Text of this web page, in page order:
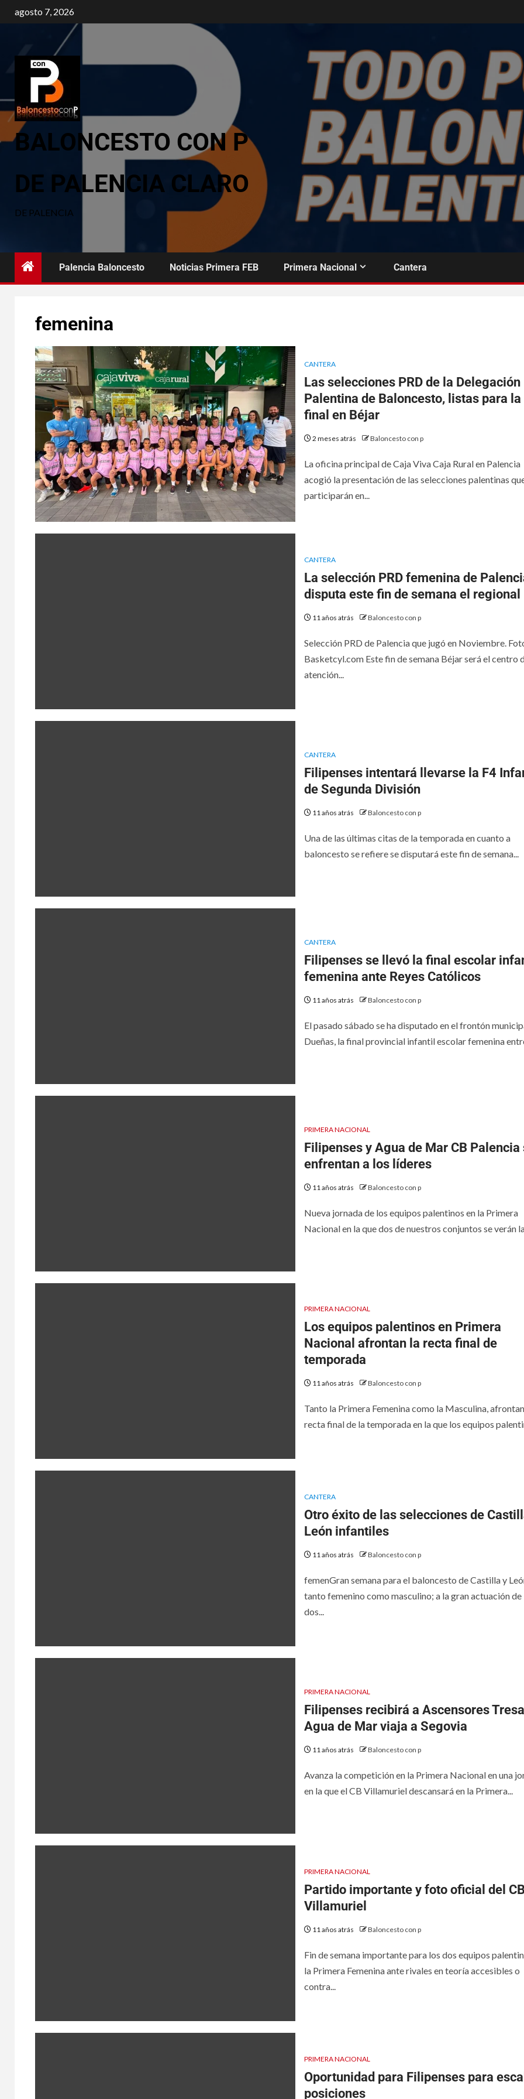
agosto 7, 2026
BALONCESTO CON P
DE PALENCIA CLARO
DE PALENCIA
Palencia Baloncesto Noticias Primera FEB Primera Nacional Cantera
femenina
CANTERA
Las selecciones PRD de la Delegación
Palentina de Baloncesto, listas para la
final en Béjar
2 meses atrás Baloncesto con p
La oficina principal de Caja Viva Caja Rural en Palencia
acogió la presentación de las selecciones palentinas
participarán en...
CANTERA
La selección PRD femenina de
disputa este fin de semana el regional
11 años atrás Baloncesto con p
Selección PRD de Palencia que jugó en Noviembre.
Basketcyl.com Este fin de semana Béjar será el centro
atención...
CANTERA
Filipenses intentará llevarse la F4
de Segunda División
11 años atrás Baloncesto con p
Una de las últimas citas de la temporada en cuanto a
baloncesto se refiere se disputará este fin de semana...
CANTERA
Filipenses se llevó la final escolar
femenina ante Reyes Católicos
11 años atrás Baloncesto con p
El pasado sábado se ha disputado en el frontón
Dueñas, la final provincial infantil escolar femenina
PRIMERA NACIONAL
Filipenses y Agua de Mar CB Palencia
enfrentan a los líderes
11 años atrás Baloncesto con p
Nueva jornada de los equipos palentinos en la Primera
Nacional en la que dos de nuestros conjuntos se verán
PRIMERA NACIONAL
Los equipos palentinos en Primera
Nacional afrontan la recta final de
temporada
11 años atrás Baloncesto con p
Tanto la Primera Femenina como la Masculina,
recta final de la temporada en la que los equipos
CANTERA
Otro éxito de las selecciones de
León infantiles
11 años atrás Baloncesto con p
femenGran semana para el baloncesto de Castilla y
tanto femenino como masculino; a la gran actuación de
dos...
PRIMERA NACIONAL
Filipenses recibirá a Ascensores
Agua de Mar viaja a Segovia
11 años atrás Baloncesto con p
Avanza la competición en la Primera Nacional en una
en la que el CB Villamuriel descansará en la Primera...
PRIMERA NACIONAL
Partido importante y foto oficial del CB
Villamuriel
11 años atrás Baloncesto con p
Fin de semana importante para los dos equipos
la Primera Femenina ante rivales en teoría accesibles o
contra...
PRIMERA NACIONAL
Oportunidad para Filipenses para
posiciones